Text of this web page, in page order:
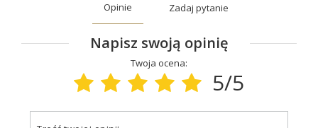
Opinie Zadaj pytanie
Napisz swoją opinię
Twoja ocena:
5/5